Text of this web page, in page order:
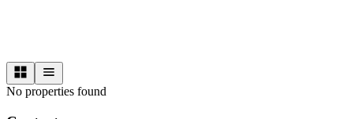
No properties found